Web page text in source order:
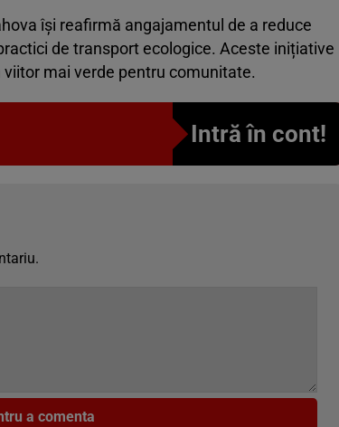
își reafirmă angajamentul de a reduce
de transport ecologice. Aceste inițiative
mai verde pentru comunitate.
Intră în cont!
a comenta